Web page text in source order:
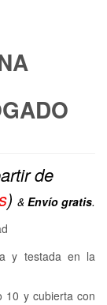
de
) & Envío gratis.
y testada en la
10 y cubierta con